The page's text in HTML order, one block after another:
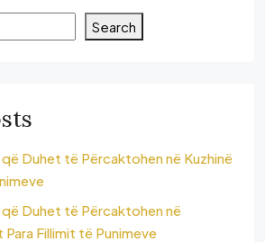
Search
Duhet të Përcaktohen në Kuzhinë
Duhet të Përcaktohen në
Fillimit të Punimeve